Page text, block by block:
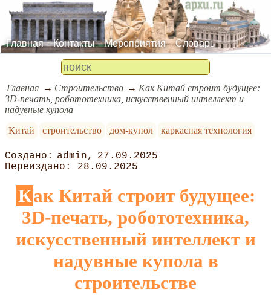
Главная Контакты Мероприятия Словарь
Главная Строительство
Как Китай строит будущее:
3D-печать, робототехника, искусственный интеллект и
надувные купола
Китай
строительство дом-купол каркасная технология
admin
27.09.2025
28.09.2025
Как Китай строит будущее:
3D-печать, робототехника,
искусственный интеллект и
надувные купола в
строительстве